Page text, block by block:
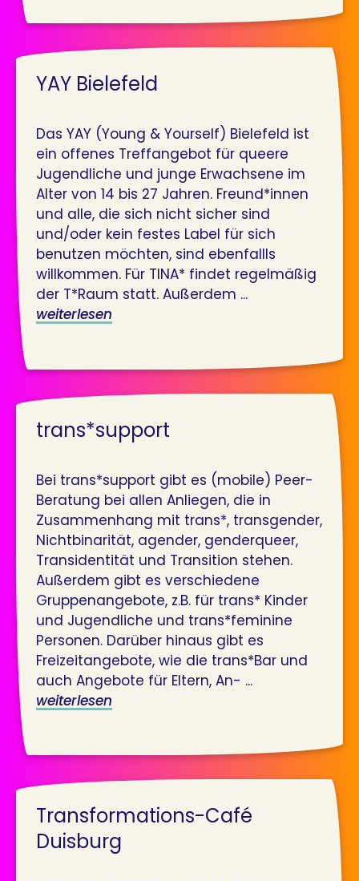
YAY Bielefeld
Das YAY (Young & Yourself) Bielefeld ist
ein offenes Treffangebot für queere
Jugendliche und junge Erwachsene im
Alter von 14 bis 27 Jahren. Freund*innen
und alle, die sich nicht sicher sind
und/oder kein festes Label für sich
benutzen möchten, sind ebenfallls
willkommen. Für TINA* findet regelmäßig
der T*Raum statt. Außerdem ...
weiterlesen
trans*support
Bei trans*support gibt es (mobile) Peer-
Beratung bei allen Anliegen, die in
Zusammenhang mit trans*, transgender,
Nichtbinarität, agender, genderqueer,
Transidentität und Transition stehen.
Außerdem gibt es verschiedene
Gruppenangebote, z.B. für trans* Kinder
und Jugendliche und trans*feminine
Personen. Darüber hinaus gibt es
Freizeitangebote, wie die trans*Bar und
auch Angebote für Eltern, An- ...
weiterlesen
Transformations-Café
Duisburg